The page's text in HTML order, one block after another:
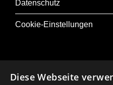
Datenschutz
Cookie-Einstellungen
Zu Musik+
Diese Webseite